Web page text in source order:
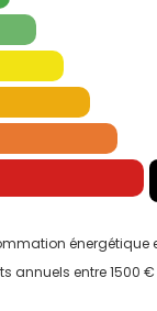
énergétique
annuels entre 1500